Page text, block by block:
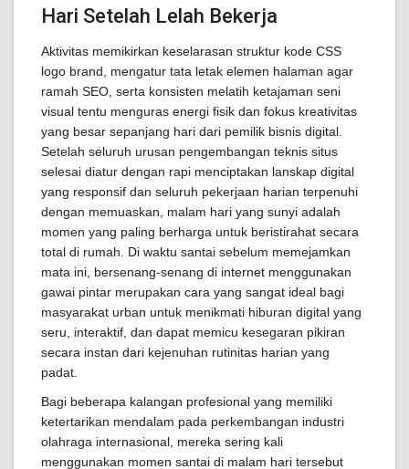
Hari Setelah Lelah Bekerja
Aktivitas memikirkan keselarasan struktur kode CSS
logo brand, mengatur tata letak elemen halaman agar
ramah SEO, serta konsisten melatih ketajaman seni
visual tentu menguras energi fisik dan fokus kreativitas
yang besar sepanjang hari dari pemilik bisnis digital.
Setelah seluruh urusan pengembangan teknis situs
selesai diatur dengan rapi menciptakan lanskap digital
yang responsif dan seluruh pekerjaan harian terpenuhi
dengan memuaskan, malam hari yang sunyi adalah
momen yang paling berharga untuk beristirahat secara
total di rumah. Di waktu santai sebelum memejamkan
mata ini, bersenang-senang di internet menggunakan
gawai pintar merupakan cara yang sangat ideal bagi
masyarakat urban untuk menikmati hiburan digital yang
seru, interaktif, dan dapat memicu kesegaran pikiran
secara instan dari kejenuhan rutinitas harian yang
padat.
Bagi beberapa kalangan profesional yang memiliki
ketertarikan mendalam pada perkembangan industri
olahraga internasional, mereka sering kali
menggunakan momen santai di malam hari tersebut